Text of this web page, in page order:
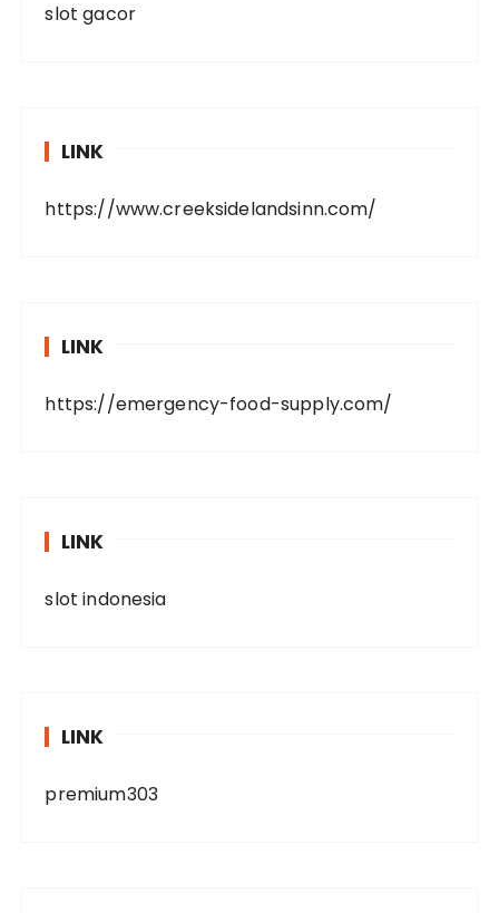
slot gacor
LINK
https://www.creeksidelandsinn.com/
LINK
https://emergency-food-supply.com/
LINK
slot indonesia
LINK
premium303